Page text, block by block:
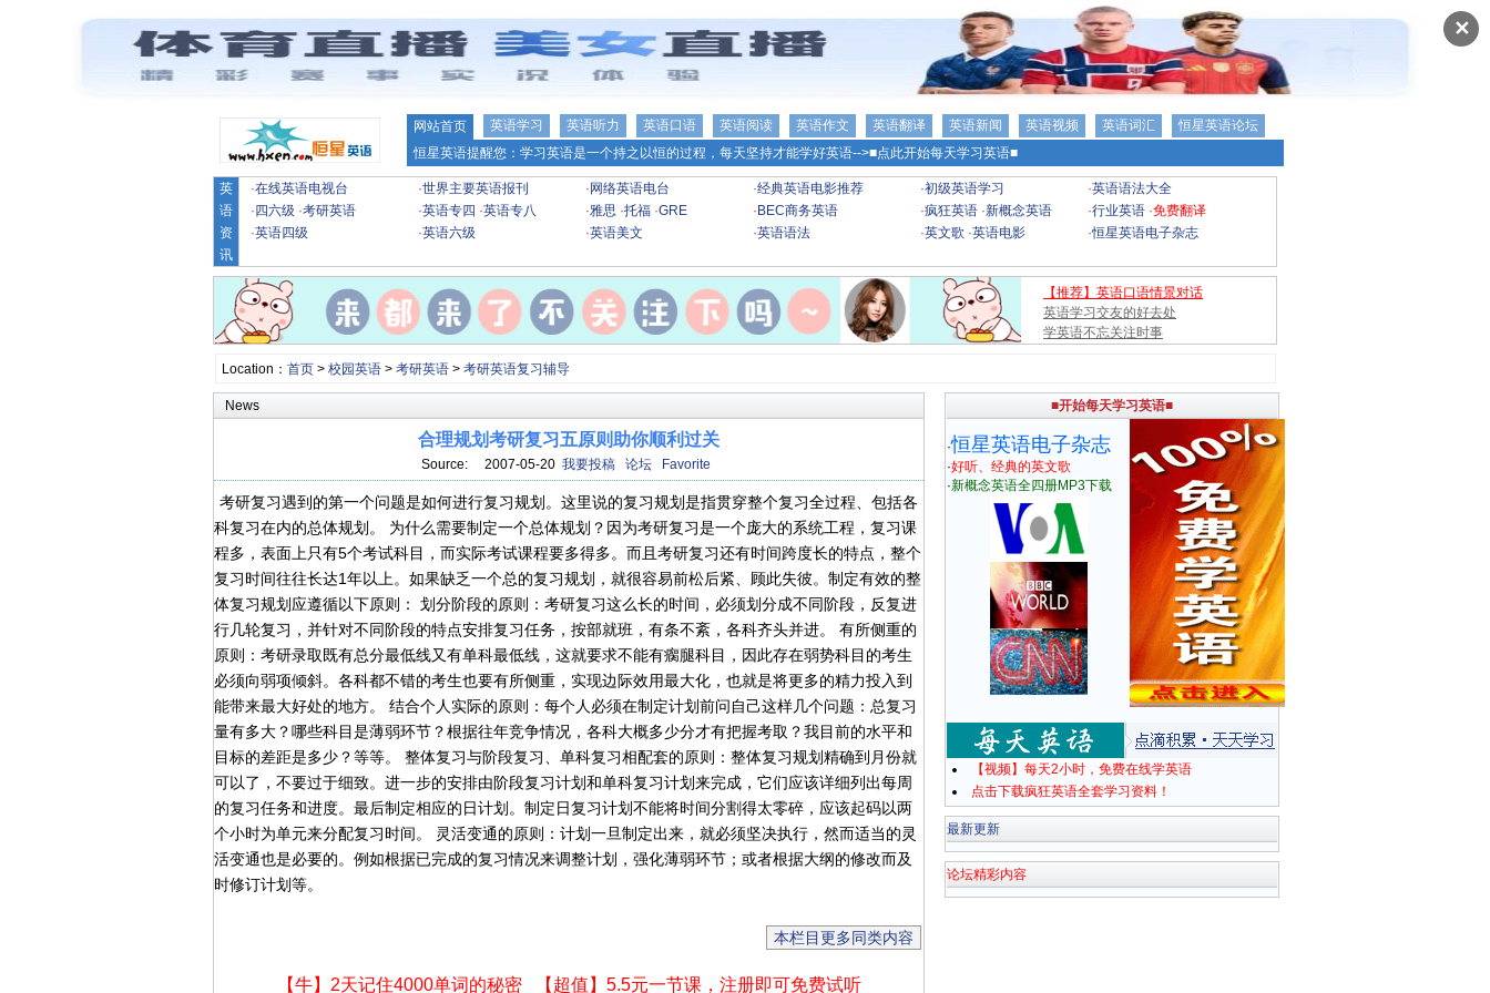
✕
网站首页 英语学习 英语听力 英语口语 英语阅读 英语作文 英语翻译 英语新闻 英语视频 英语词汇
恒星英语论坛
恒星英语提醒您：学习英语是一个持之以恒的过程，每天坚持才能学好英语-->■点此开始每天学习英语■
英
语
资
讯
·在线英语电视台 ·世界主要英语报刊 · 网络英语电台 ·经典英语电影推荐 ·初级英语学习 ·英语语法大全
· 四六级 ·考研英语 ·英语专四 ·英语专八 ·雅思 ·托福 ·GRE · BEC商务英语 ·疯狂英语 ·新概念英语 ·行业英语 ·免费翻译
·英语四级 ·英语六级 ·英语美文 ·英语语法 ·英文歌 ·英语电影 ·恒星英语电子杂志
【推荐】英语口语情景对话
英语学习交友的好去处
学英语不忘关注时事
Location： 首页> 校园英语> 考研英语> 考研英语复习辅导
News
合理规划考研复习五原则助你顺利过关
Source: 2007-05-20 我要投稿 论坛 Favorite
考研复习遇到的第一个问题是如何进行复习规划。这里说的复习规划是指贯穿整个复习全过程、包括各
科复习在内的总体规划。 为什么需要制定一个总体规划？因为考研复习是一个庞大的系统工程，复习课
程多，表面上只有5个考试科目，而实际考试课程要多得多。而且考研复习还有时间跨度长的特点，整个
复习时间往往长达1年以上。如果缺乏一个总的复习规划，就很容易前松后紧、顾此失彼。制定有效的整
体复习规划应遵循以下原则： 划分阶段的原则：考研复习这么长的时间，必须划分成不同阶段，反复进
行几轮复习，并针对不同阶段的特点安排复习任务，按部就班，有条不紊，各科齐头并进。 有所侧重的
原则：考研录取既有总分最低线又有单科最低线，这就要求不能有瘸腿科目，因此存在弱势科目的考生
必须向弱项倾斜。各科都不错的考生也要有所侧重，实现边际效用最大化，也就是将更多的精力投入到
能带来最大好处的地方。 结合个人实际的原则：每个人必须在制定计划前问自己这样几个问题：总复习
量有多大？哪些科目是薄弱环节？根据往年竞争情况，各科大概多少分才有把握考取？我目前的水平和
目标的差距是多少？等等。 整体复习与阶段复习、单科复习相配套的原则：整体复习规划精确到月份就
可以了，不要过于细致。进一步的安排由阶段复习计划和单科复习计划来完成，它们应该详细列出每周
的复习任务和进度。最后制定相应的日计划。制定日复习计划不能将时间分割得太零碎，应该起码以两
个小时为单元来分配复习时间。 灵活变通的原则：计划一旦制定出来，就必须坚决执行，然而适当的灵
活变通也是必要的。例如根据已完成的复习情况来调整计划，强化薄弱环节；或者根据大纲的修改而及
时修订计划等。
本栏目更多同类内容
【牛】2天记住4000单词的秘密 【超值】5.5元一节课，注册即可免费试听
■开始每天学习英语■
·恒星英语电子杂志
·好听、经典的英文歌
·新概念英语全四册MP3下载
【视频】每天2小时，免费在线学英语
点击下载疯狂英语全套学习资料！
最新更新
论坛精彩内容